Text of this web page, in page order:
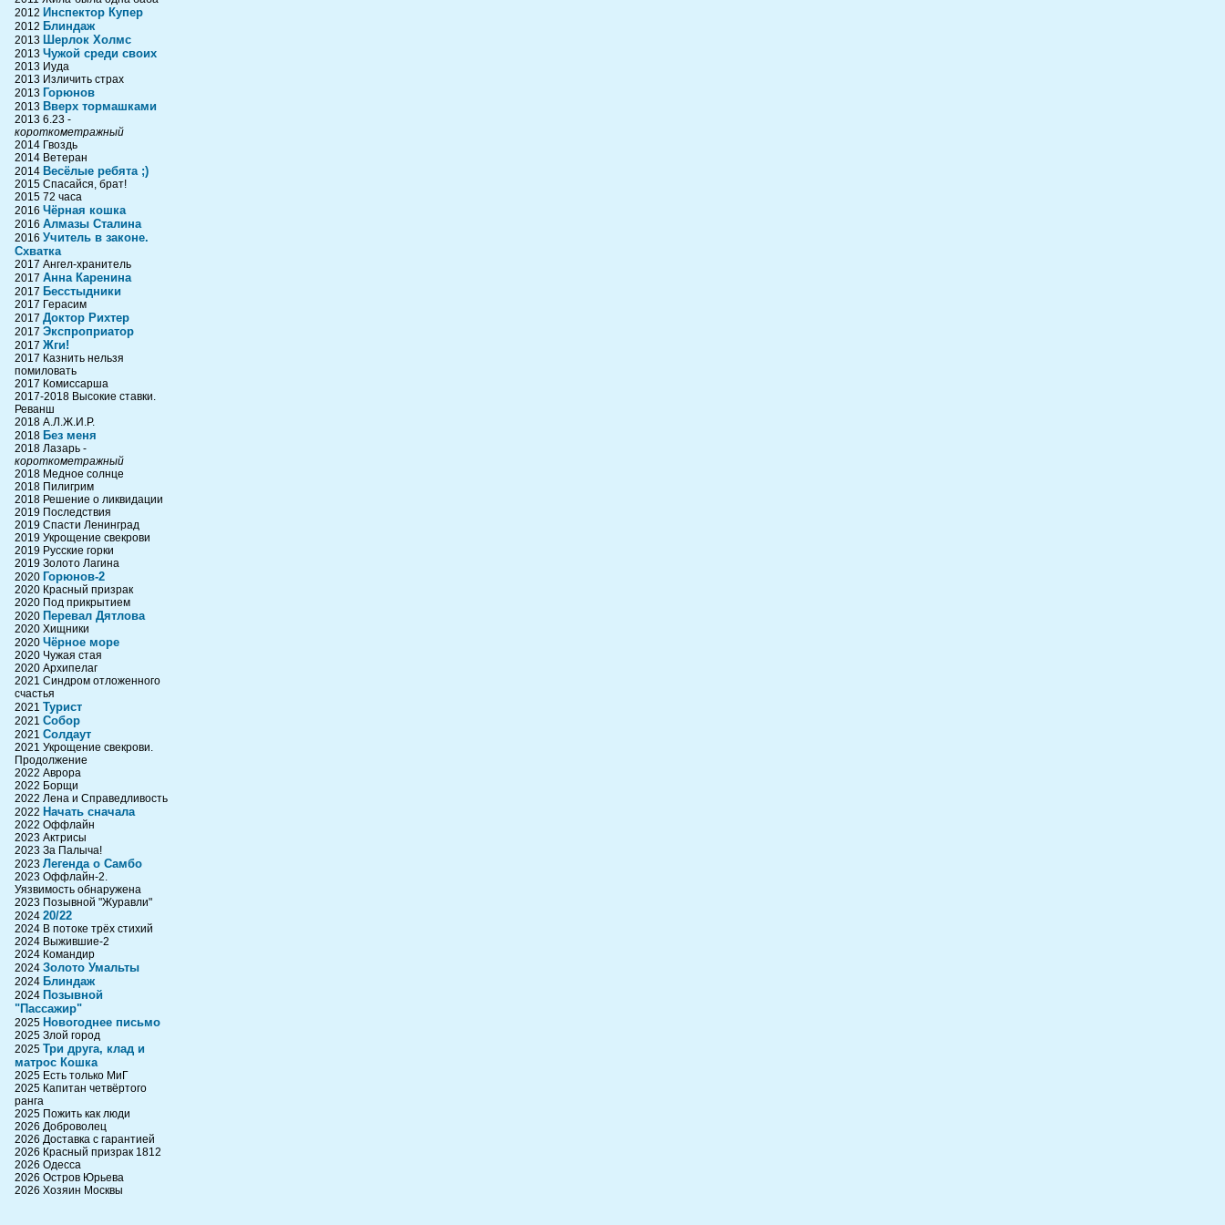
2012 Инспектор Купер
2012 Блиндаж
2013 Шерлок Холмс
2013Чужой среди своих
2013 Иуда
2013 Изличить страх
2013 Горюнов
2013 Вверх тормашками
2013 6.23 -
короткометражный
2014 Гвоздь
2014 Ветеран
2014 Весёлые ребята ;)
2015 Спасайся, брат!
2015 72 часа
2016Чёрная кошка
2016Алмазы Сталина
2016Учитель в законе.
Схватка
2017 Ангел-хранитель
2017Анна Каренина
2017 Бесстыдники
2017 Герасим
2017Доктор Рихтер
2017Экспроприатор
2017Жги!
2017 Казнить нельзя
помиловать
2017 Комиссарша
2017-2018 Высокие ставки.
Реванш
2018 А.Л.Ж.И.Р.
2018 Без меня
2018 Лазарь -
короткометражный
2018 Медное солнце
2018 Пилигрим
2018 Решение о ликвидации
2019 Последствия
2019 Спасти Ленинград
2019 Укрощение свекрови
2019 Русские горки
2019 Золото Лагина
2020 Горюнов-2
2020 Красный призрак
2020 Под прикрытием
2020 Перевал Дятлова
2020 Хищники
2020Чёрное море
2020 Чужая стая
2020 Архипелаг
2021 Синдром отложенного
счастья
2021Турист
2021Собор
2021Солдаут
2021 Укрощение свекрови.
Продолжение
2022 Аврора
2022 Борщи
2022 Лена и Справедливость
2022 Начать сначала
2022 Оффлайн
2023 Актрисы
2023 За Палыча!
2023Легенда о Самбо
2023 Оффлайн-2.
Уязвимость обнаружена
2023 Позывной "Журавли"
202420/22
2024 В потоке трёх стихий
2024 Выжившие-2
2024 Командир
2024Золото Умальты
2024 Блиндаж
2024 Позывной
"Пассажир"
2025 Новогоднее письмо
2025 Злой город
2025Три друга, клад и
матрос Кошка
2025 Есть только МиГ
2025 Капитан четвёртого
ранга
2025 Пожить как люди
2026 Доброволец
2026 Доставка с гарантией
2026 Красный призрак 1812
2026 Одесса
2026 Остров Юрьева
2026 Хозяин Москвы